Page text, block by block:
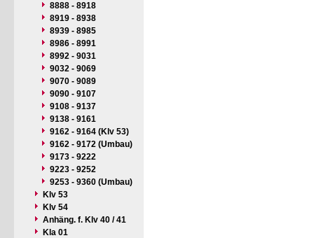
8888 - 8918
8919 - 8938
8939 - 8985
8986 - 8991
8992 - 9031
9032 - 9069
9070 - 9089
9090 - 9107
9108 - 9137
9138 - 9161
9162 - 9164 (Klv 53)
9162 - 9172 (Umbau)
9173 - 9222
9223 - 9252
9253 - 9360 (Umbau)
Klv 53
Klv 54
Anhäng. f. Klv 40 / 41
Kla 01